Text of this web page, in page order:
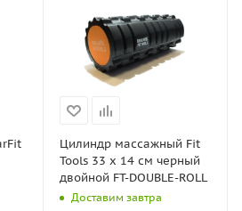
Цилиндр массажный Fit
Tools 33 x 14 см черный
двойной FT-DOUBLE-ROLL
Доставим завтра